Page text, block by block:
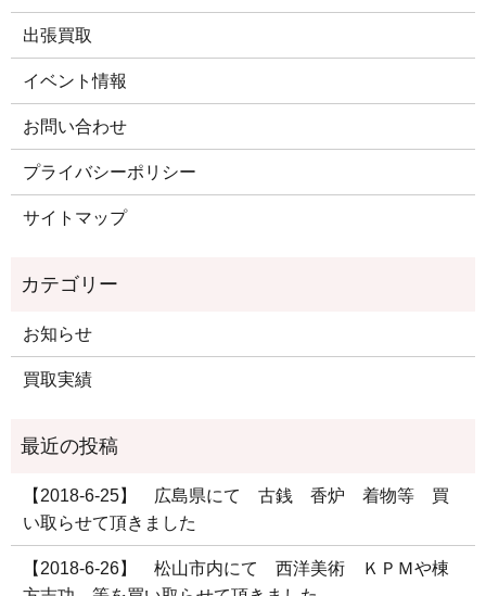
出張買取
イベント情報
お問い合わせ
プライバシーポリシー
サイトマップ
お知らせ
買取実績
【2018-6-25】 広島県にて 古銭 香炉 着物等 買
い取らせて頂きました
【2018-6-26】 松山市内にて 西洋美術 ＫＰＭや棟